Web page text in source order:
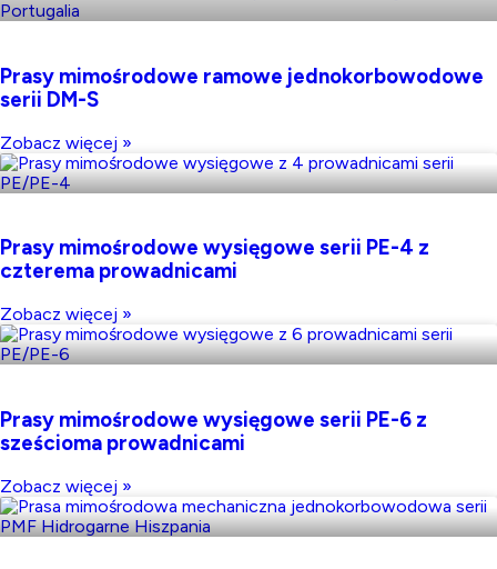
Prasy mimośrodowe ramowe jednokorbowodowe
serii DM-S
Zobacz więcej »
Prasy mimośrodowe wysięgowe serii PE-4 z
czterema prowadnicami
Zobacz więcej »
Prasy mimośrodowe wysięgowe serii PE-6 z
sześcioma prowadnicami
Zobacz więcej »